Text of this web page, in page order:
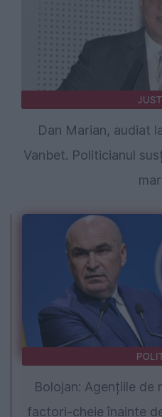
Dan Marian, audiat
Vanbet. Politicianul
Bolojan: Agențiile de
factori-cheie înainte